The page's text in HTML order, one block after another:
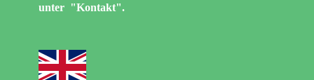
unter "Kontakt".